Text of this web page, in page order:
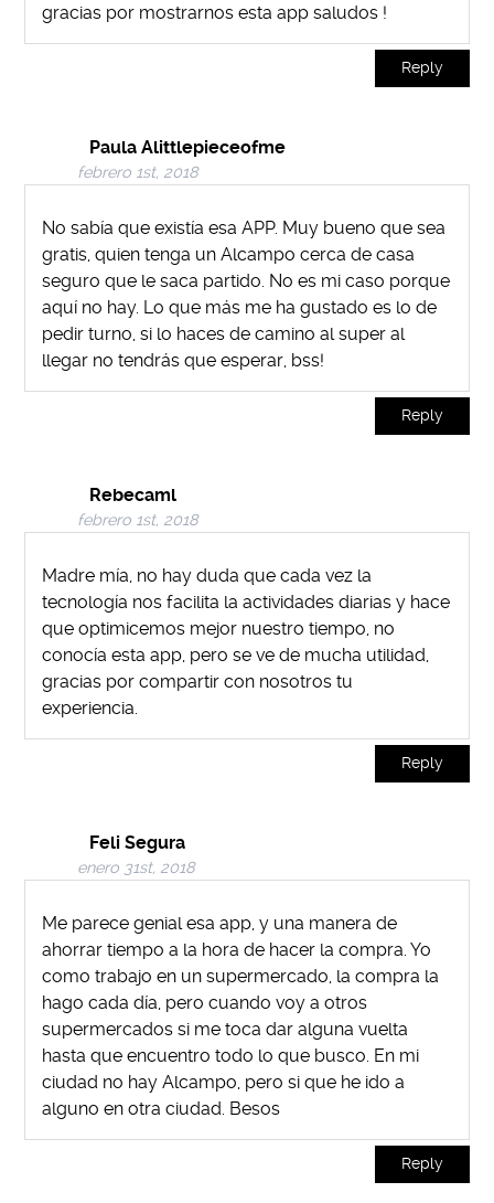
gracias por mostrarnos esta app saludos !
Reply
Paula Alittlepieceofme
febrero 1st, 2018
No sabía que existía esa APP. Muy bueno que sea
gratis, quien tenga un Alcampo cerca de casa
seguro que le saca partido. No es mi caso porque
aquí no hay. Lo que más me ha gustado es lo de
pedir turno, si lo haces de camino al super al
llegar no tendrás que esperar, bss!
Reply
Rebecaml
febrero 1st, 2018
Madre mía, no hay duda que cada vez la
tecnología nos facilita la actividades diarias y hace
que optimicemos mejor nuestro tiempo, no
conocía esta app, pero se ve de mucha utilidad,
gracias por compartir con nosotros tu
experiencia.
Reply
Feli Segura
enero 31st, 2018
Me parece genial esa app, y una manera de
ahorrar tiempo a la hora de hacer la compra. Yo
como trabajo en un supermercado, la compra la
hago cada día, pero cuando voy a otros
supermercados si me toca dar alguna vuelta
hasta que encuentro todo lo que busco. En mi
ciudad no hay Alcampo, pero si que he ido a
alguno en otra ciudad. Besos
Reply